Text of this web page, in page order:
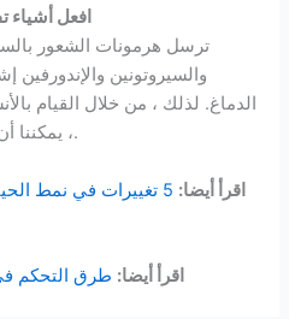
7. افعل
ترسل هرمونات الشعور
والسيروتونين والإندورفين
الدماغ. لذلك ، من خلال القيام
، يمكننا أن نعطي أنفسنا جرعة من الفرح.
اقرأ أيضا:
5 تغييرات في نمط
اقرأ أيضا: طرق التحكم